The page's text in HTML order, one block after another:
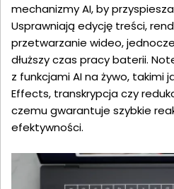
mechanizmy AI, by
Usprawniają edycję treści,
przetwarzanie wideo,
dłuższy czas pracy baterii.
z funkcjami AI na żywo, takimi
Effects, transkrypcja czy
czemu gwarantuje szybkie
efektywności.